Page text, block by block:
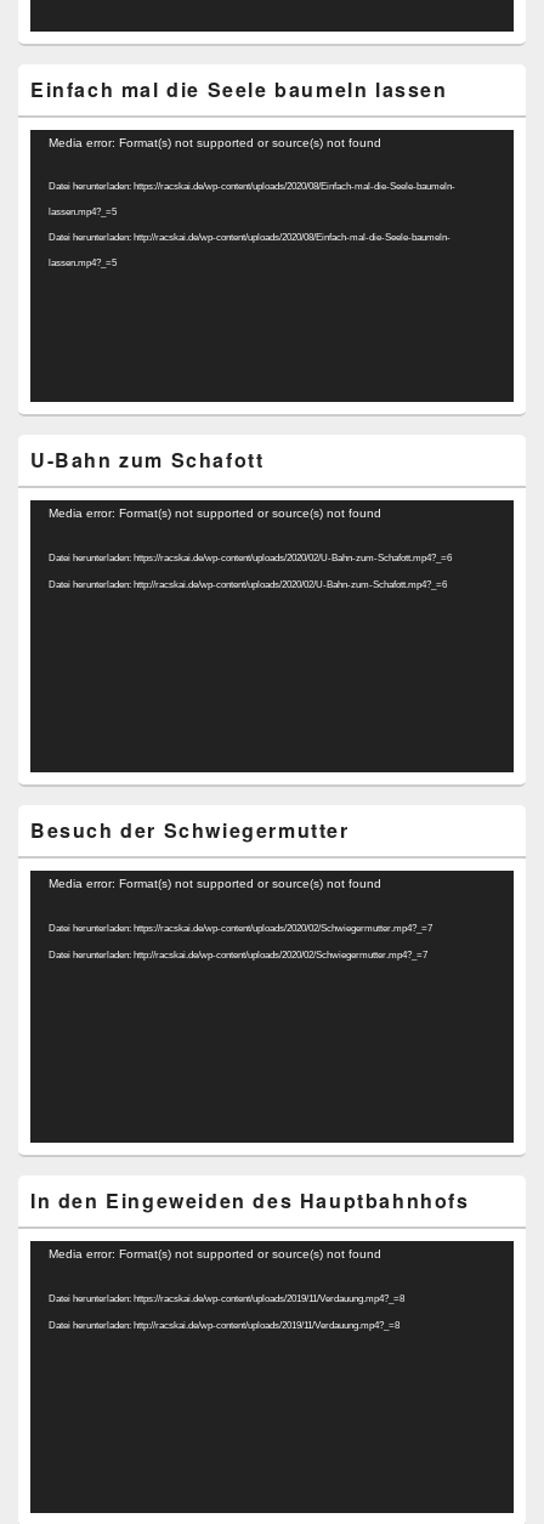
Einfach mal die Seele baumeln lassen
Video-
Media error: Format(s) not supported or source(s) not found
Datei herunterladen: https://racskai.de/wp-content/uploads/2020/08/Einfach-mal-die-Seele-baumeln-
lassen.mp4?_=5
Datei herunterladen: http://racskai.de/wp-content/uploads/2020/08/Einfach-mal-die-Seele-baumeln-
lassen.mp4?_=5
U-Bahn zum Schafott
Video-
Media error: Format(s) not supported or source(s) not found
Datei herunterladen: https://racskai.de/wp-content/uploads/2020/02/U-Bahn-zum-Schafott.mp4?_=6
Datei herunterladen: http://racskai.de/wp-content/uploads/2020/02/U-Bahn-zum-Schafott.mp4?_=6
Besuch der Schwiegermutter
Video-
Media error: Format(s) not supported or source(s) not found
Datei herunterladen: https://racskai.de/wp-content/uploads/2020/02/Schwiegermutter.mp4?_=7
Datei herunterladen: http://racskai.de/wp-content/uploads/2020/02/Schwiegermutter.mp4?_=7
In den Eingeweiden des Hauptbahnhofs
Video-
Media error: Format(s) not supported or source(s) not found
Datei herunterladen: https://racskai.de/wp-content/uploads/2019/11/Verdauung.mp4?_=8
Datei herunterladen: http://racskai.de/wp-content/uploads/2019/11/Verdauung.mp4?_=8